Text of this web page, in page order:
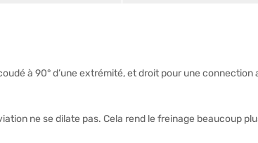
à 90° d’une extrémité, et droit pour une connection
ne se dilate pas. Cela rend le freinage beaucoup